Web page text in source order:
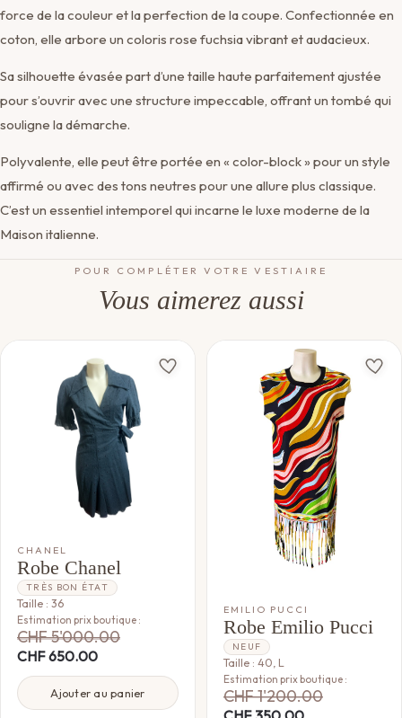
force de la couleur et la perfection de la coupe. Confectionnée en
coton, elle arbore un coloris rose fuchsia vibrant et audacieux.
Sa silhouette évasée part d’une taille haute parfaitement ajustée
pour s’ouvrir avec une structure impeccable, offrant un tombé qui
souligne la démarche.
Polyvalente, elle peut être portée en « color-block » pour un style
affirmé ou avec des tons neutres pour une allure plus classique.
C’est un essentiel intemporel qui incarne le luxe moderne de la
Maison italienne.
POUR COMPLÉTER VOTRE VESTIAIRE
Vous aimerez aussi
CHANEL
Robe Chanel
TRÈS BON ÉTAT
Taille : 36
Estimation prix boutique :
CHF5'000.00
CHF650.00
Ajouter au panier
EMILIO PUCCI
Robe Emilio Pucci
NEUF
Taille : 40, L
Estimation prix boutique :
CHF1'200.00